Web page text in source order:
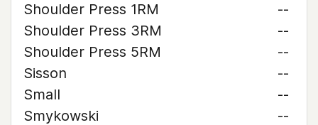
Shoulder Press 1RM
--
Shoulder Press 3RM
--
Shoulder Press 5RM
--
Sisson
--
Small
--
Smykowski
--